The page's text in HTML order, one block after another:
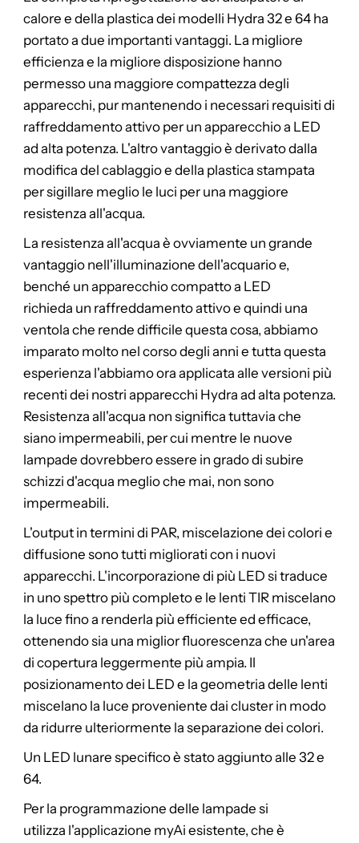
calore e della plastica dei modelli Hydra 32 e 64 ha
portato a due importanti vantaggi. La migliore
efficienza e la migliore disposizione hanno
permesso una maggiore compattezza degli
apparecchi, pur mantenendo i necessari requisiti di
raffreddamento attivo per un apparecchio a LED
ad alta potenza. L'altro vantaggio è derivato dalla
modifica del cablaggio e della plastica stampata
per sigillare meglio le luci per una maggiore
resistenza all'acqua.
La resistenza all'acqua è ovviamente un grande
vantaggio nell'illuminazione dell'acquario e,
benché un apparecchio compatto a LED
richieda un raffreddamento attivo e quindi una
ventola che rende difficile questa cosa, abbiamo
imparato molto nel corso degli anni e tutta questa
esperienza l'abbiamo ora applicata alle versioni più
recenti dei nostri apparecchi Hydra ad alta potenza.
Resistenza all'acqua non significa tuttavia che
siano impermeabili, per cui mentre le nuove
lampade dovrebbero essere in grado di subire
schizzi d'acqua meglio che mai, non sono
impermeabili.
L'output in termini di PAR, miscelazione dei colori e
diffusione sono tutti migliorati con i nuovi
apparecchi. L'incorporazione di più LED si traduce
in uno spettro più completo e le lenti TIR miscelano
la luce fino a renderla più efficiente ed efficace,
ottenendo sia una miglior fluorescenza che un'area
di copertura leggermente più ampia. Il
posizionamento dei LED e la geometria delle lenti
miscelano la luce proveniente dai cluster in modo
da ridurre ulteriormente la separazione dei colori.
Un LED lunare specifico è stato aggiunto alle 32 e
64.
Per la programmazione delle lampade si
utilizza l'applicazione myAi esistente, che è